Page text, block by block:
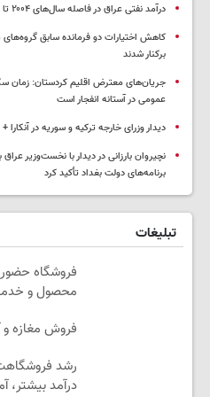
درآمد نفتی عراق در فاصله سال‌های ۲۰۰۴ تا ۲۰۲۶؛ از جهش تاریخی تا نوسان‌های شدید
کاهش اختیارات دو فرمانده سابق
برکنار شدند
جریان‌های معترض اقلیم کردستان: زمان
عمومی در آستانه انفجار است
دیدار وزرای خارجه ترکیه و سوریه در آنکارا
نچیروان بارزانی در دیدار با نخست‌وزیر
برنامه‌های دولت بغداد تأکید کرد
تبلیغات
فروشگاه
محصول و
فروش مغازه و
رشد
درآمد بیشتر،